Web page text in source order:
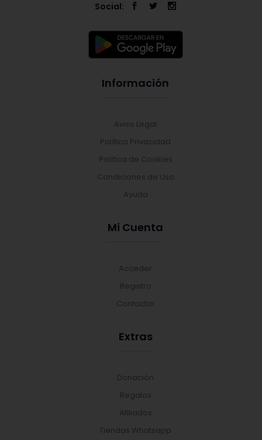
Social:
Información
Aviso Legal
Política Privacidad
Política de Cookies
Condiciones de Uso
Ayuda
Mi Cuenta
Acceder
Registro
Contactar
Extras
Donación
Regalos
Afiliados
Tiendas Whatsapp